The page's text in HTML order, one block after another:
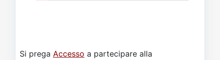
Si prega Accesso a partecipare alla